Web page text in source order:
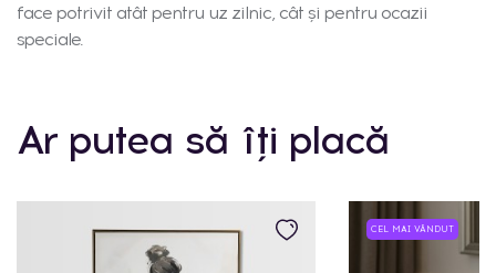
face potrivit atât pentru uz zilnic, cât și pentru ocazii
speciale.
Ar putea să îți placă
CEL MAI VÂNDUT